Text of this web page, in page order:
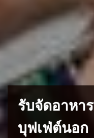
รับจัดอาหาร
บุฟเฟ่ต์นอก